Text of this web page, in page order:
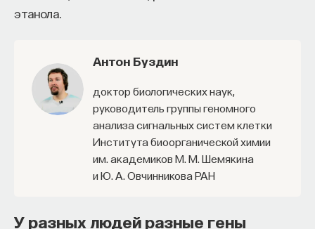
этанола.
Антон Буздин
доктор биологических наук,
руководитель группы геномного
анализа сигнальных систем клетки
Института биоорганической химии
им. академиков М. М. Шемякина
и Ю. А. Овчинникова РАН
У разных людей разные гены